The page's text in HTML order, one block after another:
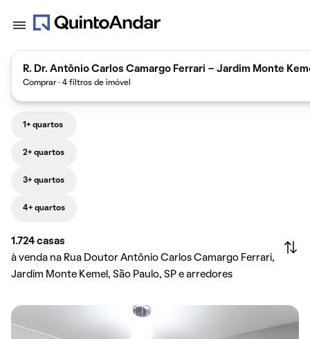
R. Dr. Antônio Carlos Camargo Ferrari - Jardim Monte
Comprar · 4 filtros de imóvel
1+ quartos
2+ quartos
3+ quartos
4+ quartos
1.724 casas
à venda na Rua Doutor Antônio Carlos Camargo Ferrari,
Jardim Monte Kemel, São Paulo, SP e arredores